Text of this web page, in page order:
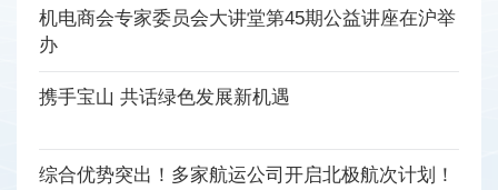
机电商会专家委员会大讲堂第45期公益讲座在沪举
办
携手宝山 共话绿色发展新机遇
综合优势突出！多家航运公司开启北极航次计划！